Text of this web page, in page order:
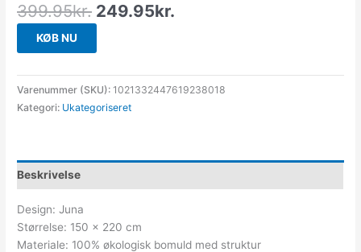
399.95kr. 249.95kr.
KØB NU
Varenummer (SKU): 1021332447619238018
Kategori: Ukategoriseret
Beskrivelse
Design: Juna
Størrelse: 150 x 220 cm
Materiale: 100% økologisk bomuld med struktur